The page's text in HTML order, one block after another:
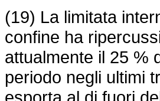
(19) La limitata
confine ha
attualmente il 25 %
periodo negli ultimi